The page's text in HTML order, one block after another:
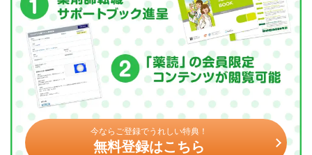
今ならご登録でうれしい特典！
無料登録はこちら